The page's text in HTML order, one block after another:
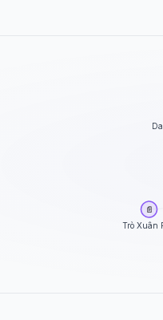
Trò Xuân
📄